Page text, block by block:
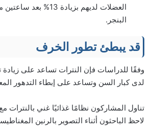
العضلات لديهم بزيادة
البنجر.
قد يبطئ تطور الخرف
وفقًا للدراسات فإن النترات تساعد على زيادة
لدى كبار السن وتساعد على إبطاء التدهور
تناول المشاركون نظامًا غذائيًا غني
لاحظ الباحثون أثناء التصوير بالرنين